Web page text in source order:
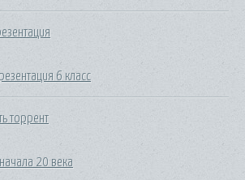
6 класс
торрент
20 века